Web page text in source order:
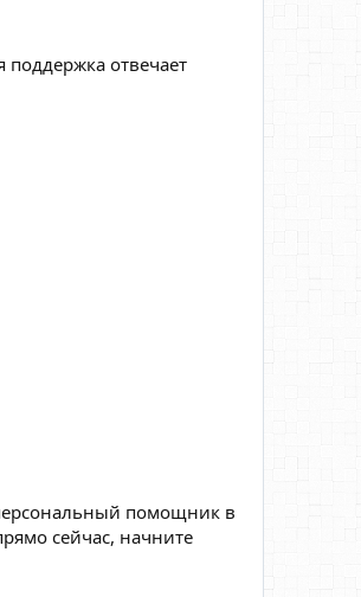
поддержка отвечает
помощник в
сейчас, начните